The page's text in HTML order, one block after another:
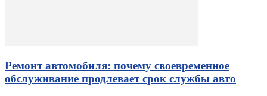
Ремонт автомобиля: почему своевременное
обслуживание продлевает срок службы авто